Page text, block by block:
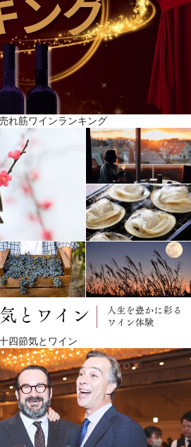
れ筋ワインランキング
四節気とワイン